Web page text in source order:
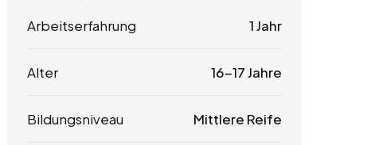
Arbeitserfahrung 1 Jahr
Alter 16-17 Jahre
Bildungsniveau Mittlere Reife